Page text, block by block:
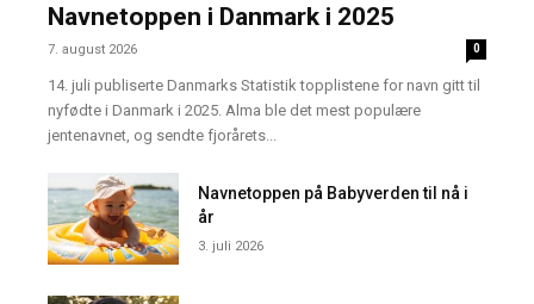
Navnetoppen i Danmark i 2025
7. august 2026 0
14. juli publiserte Danmarks Statistik topplistene for navn gitt til
nyfødte i Danmark i 2025. Alma ble det mest populære
jentenavnet, og sendte fjorårets...
Navnetoppen på Babyverden til nå i
år
3. juli 2026